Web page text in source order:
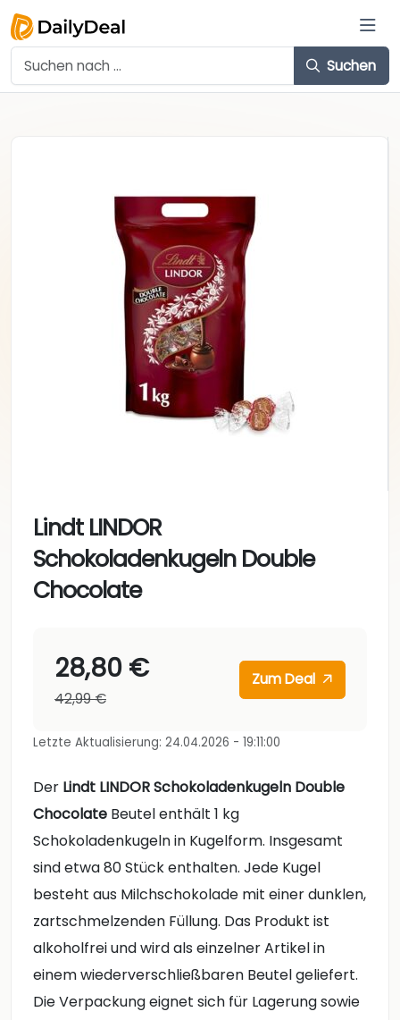
Suchen
Lindt LINDOR
Schokoladenkugeln Double
Chocolate
28,80 €
42,99 €
Zum Deal
Letzte Aktualisierung: 24.04.2026 - 19:11:00
Der Lindt LINDOR Schokoladenkugeln Double
Chocolate Beutel enthält 1 kg
Schokoladenkugeln in Kugelform. Insgesamt
sind etwa 80 Stück enthalten. Jede Kugel
besteht aus Milchschokolade mit einer dunklen,
zartschmelzenden Füllung. Das Produkt ist
alkoholfrei und wird als einzelner Artikel in
einem wiederverschließbaren Beutel geliefert.
Die Verpackung eignet sich für Lagerung sowie